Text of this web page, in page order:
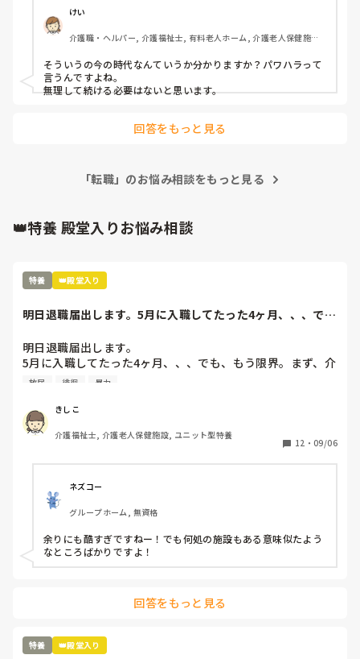
参加しないと情報が共有できないじゃないですか？
議事録もなかなかすぐにはできないと主任に言われ…
こんなこと言いたくないですが、以前の特養では、ミーティ
ングは基本全員参加でしたよ新人も…
職長さんからは、新人は独り立ちするまでは思っていても
だけしていたらいいんでしょうか？
ラじゃないでしょうか？
任、私の10人です。
話しやすい人、話できる人1人もいません。
楽しくありません。
はっきりいって今の職場が私にあってないってことなんでし
辞めた方がいいでしょうか？
年齢が年齢なのでもう新しい所はなかなか見つからないよう
な気がして辞める勇気もありません。
このままズルズルと憂鬱な気持ちで仕事続けるべきなのでし
けい
介護職・ヘルパー, 介護福祉士, 有料老人ホーム, 介護老人保健施設,
そういうの今の時代なんていうか分かりますか？パワハラって
言うんですよね。
無理して続ける必要はないと思います。
回答をもっと見る
「転職」のお悩み相談をもっと見る
👑特養 殿堂入りお悩み相談
特養 👑殿堂入り
明日退職届出します。5月に入職してたった4ヶ月、、、で
明日退職届出します。
5月に入職してたった4ヶ月、、、でも、もう限界。まず、介
護長がわけわかんない。利用者を怒鳴りつけ、パット交換は
言いなりになり、リーダーで決めたことを覆す、人手が足り
ないのに、キチンと休みは入れ、夜勤はやりたくない
と、、、職員の悪口を言い、ウワサ話しを本気にする、、、
業の用紙を書き換えろと、、、職員のストレスもすごいが、
利用者もこれは精神科？って利用者ばかりを入れる。一晩中
徘徊、放尿、便失禁、暴言、暴力、コール頻回、フラつきが
強く見守りが必要、、、こんな利用者1人じゃみれません。
でも、日中も夜間も1人でみろと、、、なぜ？できないん
だ？と。ハッキリ言って、いつ事故が起きてもおかしくない
状況。そして、体調不良や急変を見つけると、見つけた人か
決めても、話してもちゃんとやってくれない、、、こんな施
放尿 徘徊 暴力
きしこ
介護福祉士, 介護老人保健施設, ユニット型特養
12 ・ 09/06
ネズコー
グループホーム, 無資格
余りにも酷すぎですねー！でも何処の施設もある意味似たよう
なところばかりですよ！
回答をもっと見る
特養 👑殿堂入り